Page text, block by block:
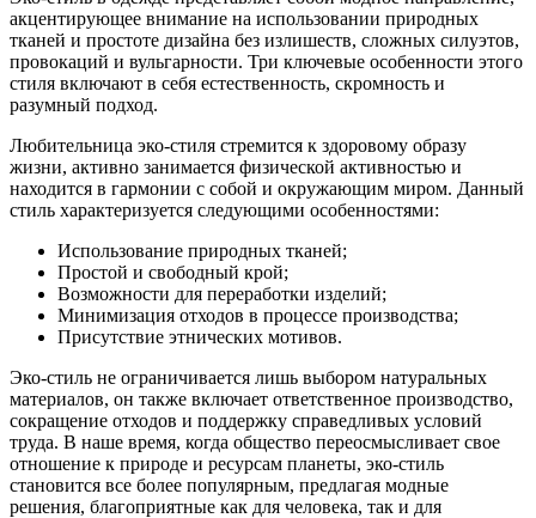
акцентирующее внимание на использовании природных
тканей и простоте дизайна без излишеств, сложных силуэтов,
провокаций и вульгарности. Три ключевые особенности этого
стиля включают в себя естественность, скромность и
разумный подход.
Любительница эко-стиля стремится к здоровому образу
жизни, активно занимается физической активностью и
находится в гармонии с собой и окружающим миром. Данный
стиль характеризуется следующими особенностями:
Использование природных тканей;
Простой и свободный крой;
Возможности для переработки изделий;
Минимизация отходов в процессе производства;
Присутствие этнических мотивов.
Эко-стиль не ограничивается лишь выбором натуральных
материалов, он также включает ответственное производство,
сокращение отходов и поддержку справедливых условий
труда. В наше время, когда общество переосмысливает свое
отношение к природе и ресурсам планеты, эко-стиль
становится все более популярным, предлагая модные
решения, благоприятные как для человека, так и для